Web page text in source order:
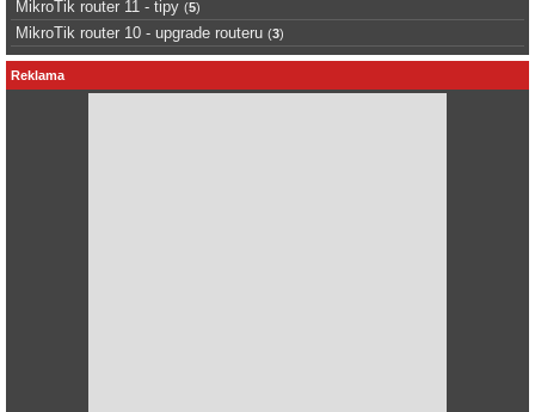
MikroTik router 11 - tipy (5)
MikroTik router 10 - upgrade routeru (3)
Reklama